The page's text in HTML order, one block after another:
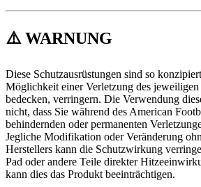
⚠️ WARNUNG
Diese Schutzausrüstungen sind so
Möglichkeit einer Verletzung des
bedecken, verringern. Die Verwendung
nicht, dass Sie während des American
behindernden oder permanenten
Jegliche Modifikation oder Veränderung
Herstellers kann die Schutzwirkung
Pad oder andere Teile direkter
kann dies das Produkt beeinträchtigen.